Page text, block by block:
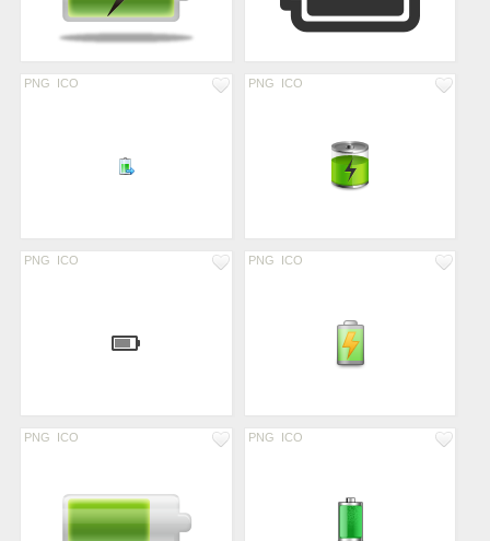
PNG ICO PNG ICO
PNG ICO PNG ICO
PNG ICO PNG ICO